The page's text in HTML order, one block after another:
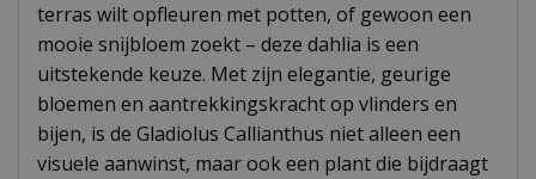
terras wilt opfleuren met potten, of gewoon een
mooie snijbloem zoekt – deze dahlia is een
uitstekende keuze. Met zijn elegantie, geurige
bloemen en aantrekkingskracht op vlinders en
bijen, is de Gladiolus Callianthus niet alleen een
visuele aanwinst, maar ook een plant die bijdraagt